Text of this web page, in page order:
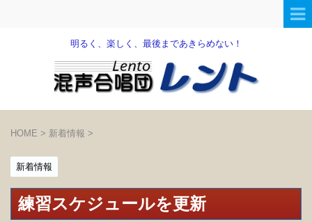
明るく、楽しく、最後まであきらめない！
HOME > 新着情報 >
新着情報
練習スケジュールを更新